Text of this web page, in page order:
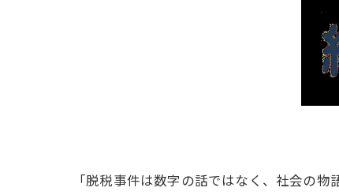
「脱税事件は数字の話ではなく、社会の物